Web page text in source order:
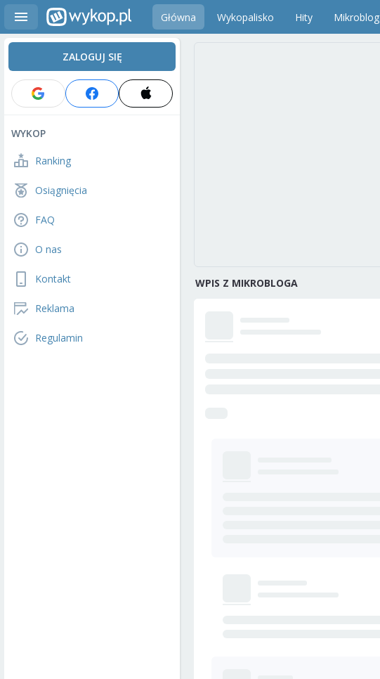
Główna Wykopalisko Hity Mikroblog
ZALOGUJ SIĘ
WYKOP
Ranking
Osiągnięcia
FAQ
O nas
Kontakt
Reklama
Regulamin
WPIS Z MIKROBLOGA